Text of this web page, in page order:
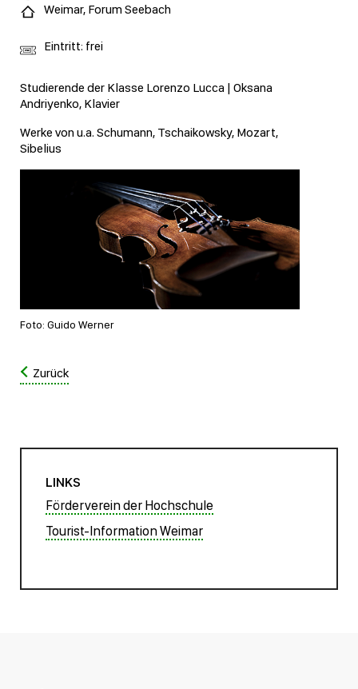
Studierende der Klasse Lorenzo Lucca | Oksana
Andriyenko, Klavier
Werke von u.a. Schumann, Tschaikowsky, Mozart,
Sibelius
Foto: Guido Werner
Weimar, Forum Seebach
Eintritt: frei
Zurück
LINKS
Förderverein der Hochschule
Tourist-Information Weimar